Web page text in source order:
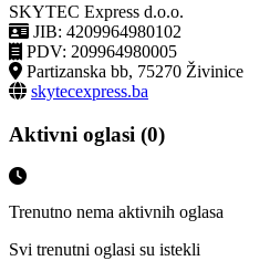
SKYTEC Express d.o.o.
JIB: 4209964980102
PDV: 209964980005
Partizanska bb, 75270 Živinice
skytecexpress.ba
Aktivni oglasi (0)
Trenutno nema aktivnih oglasa
Svi trenutni oglasi su istekli